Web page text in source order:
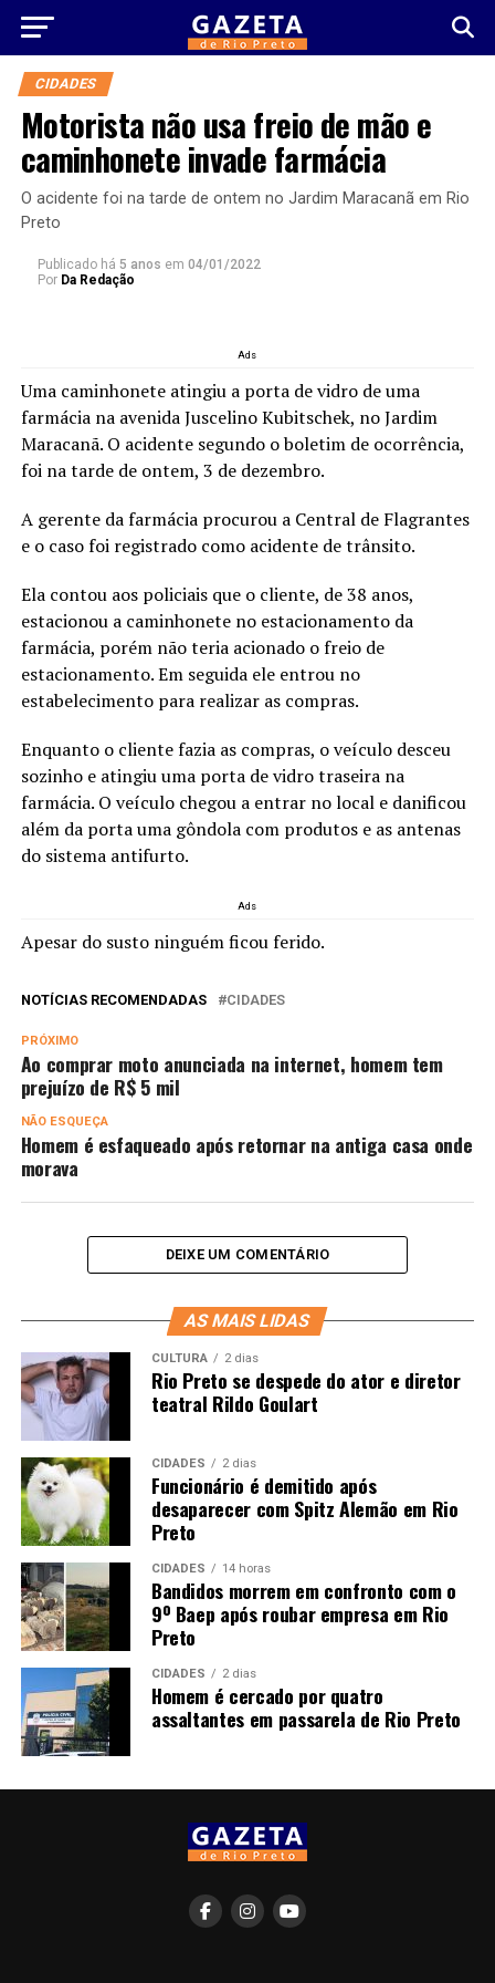
CIDADES
Motorista não usa freio de mão e
caminhonete invade farmácia
O acidente foi na tarde de ontem no Jardim Maracanã em Rio
Preto
Publicado há 5 anos em 04/01/2022
Por Da Redação
Ads
Uma caminhonete atingiu a porta de vidro de uma
farmácia na avenida Juscelino Kubitschek, no Jardim
Maracanã. O acidente segundo o boletim de ocorrência,
foi na tarde de ontem, 3 de dezembro.
A gerente da farmácia procurou a Central de Flagrantes
e o caso foi registrado como acidente de trânsito.
Ela contou aos policiais que o cliente, de 38 anos,
estacionou a caminhonete no estacionamento da
farmácia, porém não teria acionado o freio de
estacionamento. Em seguida ele entrou no
estabelecimento para realizar as compras.
Enquanto o cliente fazia as compras, o veículo desceu
sozinho e atingiu uma porta de vidro traseira na
farmácia. O veículo chegou a entrar no local e danificou
além da porta uma gôndola com produtos e as antenas
do sistema antifurto.
Ads
Apesar do susto ninguém ficou ferido.
NOTÍCIAS RECOMENDADAS CIDADES
PRÓXIMO
Ao comprar moto anunciada na internet, homem tem
prejuízo de R$ 5 mil
NÃO ESQUEÇA
Homem é esfaqueado após retornar na antiga casa onde
morava
DEIXE UM COMENTÁRIO
AS MAIS LIDAS
CULTURA 2 dias
Rio Preto se despede do ator e diretor
teatral Rildo Goulart
CIDADES 2 dias
Funcionário é demitido após
desaparecer com Spitz Alemão em Rio
Preto
CIDADES 14 horas
Bandidos morrem em confronto com o
9º Baep após roubar empresa em Rio
Preto
CIDADES 2 dias
Homem é cercado por quatro
assaltantes em passarela de Rio Preto